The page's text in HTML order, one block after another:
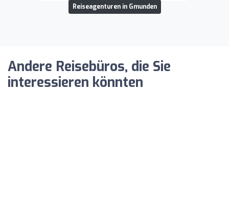
Reiseagenturen in Gmunden
Andere Reisebüros, die Sie
interessieren könnten